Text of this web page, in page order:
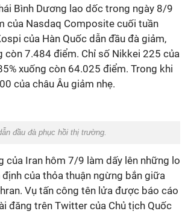
Bình Dương lao dốc trong ngày 8/9
của Nasdaq Composite cuối tuần
của Hàn Quốc dẫn đầu đà giảm,
còn 7.484 điểm. Chỉ số Nikkei 225 của
xuống còn 64.025 điểm. Trong khi
của châu Âu giảm nhẹ.
đầu đà phục hồi thị trường.
của Iran hôm 7/9 làm dấy lên những lo
của thỏa thuận ngừng bắn giữa
Vụ tấn công tên lửa được báo cáo
đăng trên Twitter của Chủ tịch Quốc